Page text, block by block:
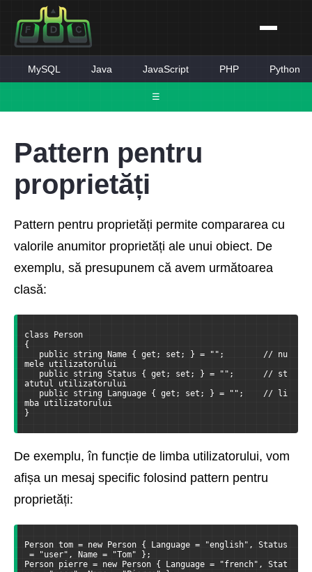
☰
MySQL Java JavaScript PHP Python
Pattern pentru
proprietăți
Pattern pentru proprietăți permite compararea cu
valorile anumitor proprietăți ale unui obiect. De
exemplu, să presupunem că avem următoarea
clasă:
class Person
{
public string Name { get; set; } = "";        // nu
mele utilizatorului
public string Status { get; set; } = "";      // st
atutul utilizatorului
public string Language { get; set; } = "";    // li
mba utilizatorului
}
De exemplu, în funcție de limba utilizatorului, vom
afișa un mesaj specific folosind pattern pentru
proprietăți:
Person tom = new Person { Language = "english", Status
= "user", Name = "Tom" };
Person pierre = new Person { Language = "french", Stat